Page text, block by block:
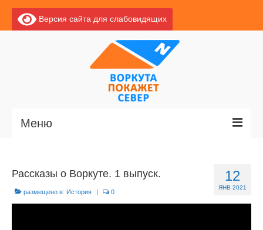
Версия сайта для слабовидящих
Меню
Новости
О Воркуте
12
ЯНВ 2021
Рассказы о Воркуте. 1 выпуск.
размещено в: История | 0